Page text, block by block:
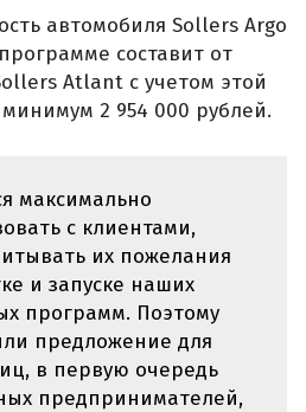
автомобиля Sollers Argo
составит от
Atlant с учетом этой
минимум 2 954 000 рублей.
максимально
с клиентами,
их пожелания
и запуске наших
программ. Поэтому
предложение для
в первую очередь
предпринимателей,